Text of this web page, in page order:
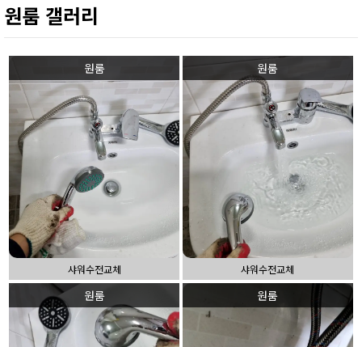
원룸 갤러리
원룸
샤워수전교체
원룸
샤워수전교체
원룸 원룸